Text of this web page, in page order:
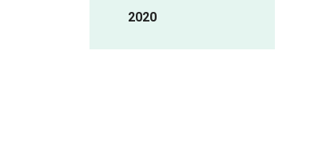
2020